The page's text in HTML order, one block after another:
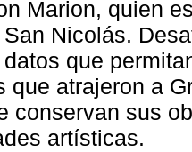
Marion, quien
Nicolás.
que
que atrajeron a
conservan sus
artísticas.